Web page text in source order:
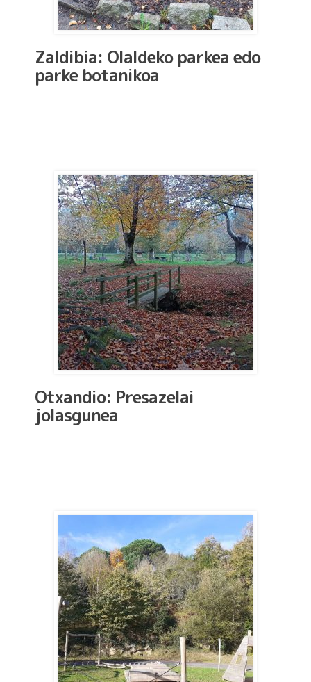
Zaldibia: Olaldeko parkea edo
parke botanikoa
Otxandio: Presazelai
jolasgunea